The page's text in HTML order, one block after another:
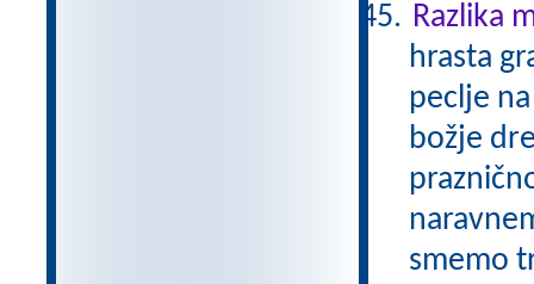
Razlika
hrasta
peclje
božje
smemo